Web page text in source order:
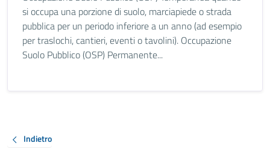
si occupa una porzione di suolo, marciapiede o strada
pubblica per un periodo inferiore a un anno (ad esempio
per traslochi, cantieri, eventi o tavolini). Occupazione
Suolo Pubblico (OSP) Permanente...
Indietro